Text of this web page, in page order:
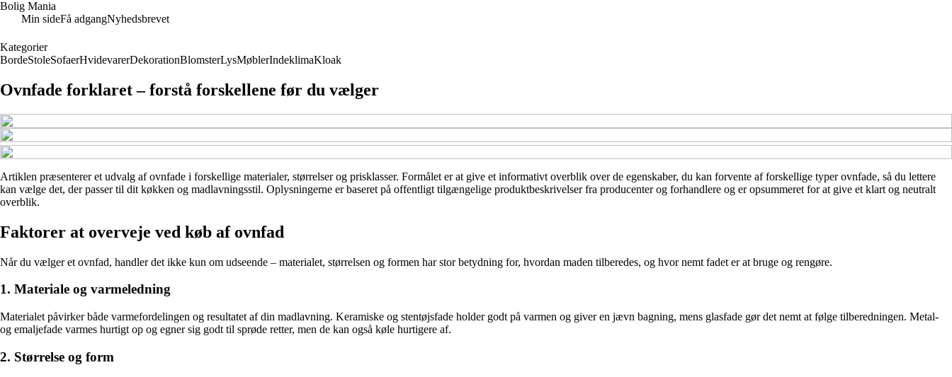
Bolig Mania
Min sideFå adgangNyhedsbrevet
Kategorier
BordeStoleSofaerHvidevarerDekorationBlomsterLysMøblerIndeklimaKloak
Ovnfade forklaret – forstå forskellene før du vælger
Artiklen præsenterer et udvalg af ovnfade i forskellige materialer, størrelser og prisklasser. Formålet er at give et informativt overblik over de egenskaber, du kan forvente af forskellige typer ovnfade, så du lettere
kan vælge det, der passer til dit køkken og madlavningsstil. Oplysningerne er baseret på offentligt tilgængelige produktbeskrivelser fra producenter og forhandlere og er opsummeret for at give et klart og neutralt
overblik.
Faktorer at overveje ved køb af ovnfad
Når du vælger et ovnfad, handler det ikke kun om udseende – materialet, størrelsen og formen har stor betydning for, hvordan maden tilberedes, og hvor nemt fadet er at bruge og rengøre.
1. Materiale og varmeledning
Materialet påvirker både varmefordelingen og resultatet af din madlavning. Keramiske og stentøjsfade holder godt på varmen og giver en jævn bagning, mens glasfade gør det nemt at følge tilberedningen. Metal-
og emaljefade varmes hurtigt op og egner sig godt til sprøde retter, men de kan også køle hurtigere af.
2. Størrelse og form